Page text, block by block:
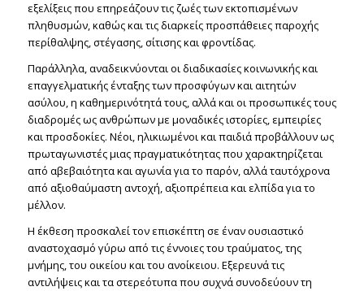
εξελίξεις που επηρεάζουν τις ζωές των εκτοπισμένων
πληθυσμών, καθώς και τις διαρκείς προσπάθειες παροχής
περίθαλψης, στέγασης, σίτισης και φροντίδας.
Παράλληλα, αναδεικνύονται οι διαδικασίες κοινωνικής και
επαγγελματικής ένταξης των προσφύγων και αιτητών
ασύλου, η καθημερινότητά τους, αλλά και οι προσωπικές τους
διαδρομές ως ανθρώπων με μοναδικές ιστορίες, εμπειρίες
και προσδοκίες. Νέοι, ηλικιωμένοι και παιδιά προβάλλουν ως
πρωταγωνιστές μιας πραγματικότητας που χαρακτηρίζεται
από αβεβαιότητα και αγωνία για το παρόν, αλλά ταυτόχρονα
από αξιοθαύμαστη αντοχή, αξιοπρέπεια και ελπίδα για το
μέλλον.
Η έκθεση προσκαλεί τον επισκέπτη σε έναν ουσιαστικό
αναστοχασμό γύρω από τις έννοιες του τραύματος, της
μνήμης, του οικείου και του ανοίκειου. Εξερευνά τις
αντιλήψεις και τα στερεότυπα που συχνά συνοδεύουν τη